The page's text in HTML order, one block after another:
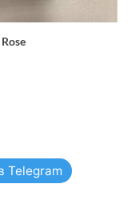
Telegram